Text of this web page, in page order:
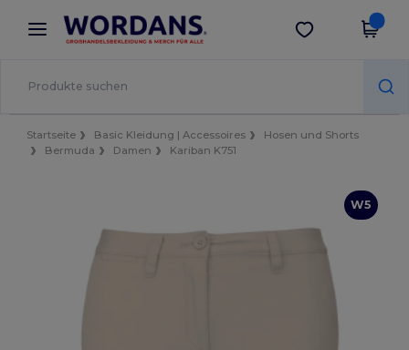
× Wordans App
Bessere Preise in der App!
App holen
Startseite Basic Kleidung | Accessoires
Hosen und Shorts
Bermuda
Damen Kariban K751
W5